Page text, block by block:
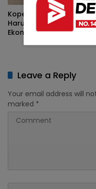
Koperasi Desa Merah
Harus Jadi Penggerak
Ekonomi Desa, DPRD Jatim:
Leave a Reply
Your email address will
marked *